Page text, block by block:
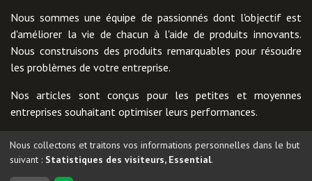
Nous sommes une équipe de passionnés dont l'objectif est
d'améliorer la vie de chacun à l'aide de produits innovants.
Nous construisons des produits remarquables pour résoudre
les problèmes de votre entreprise.
Nos articles sont conçus pour les petites et moyennes
entreprises souhaitant optimiser leurs performances.
Copyright © VARLET ELECTRICITE
Nous collectons et traitons vos informations personnelles dans le but
suivant : Statistiques des visiteurs, Essential.